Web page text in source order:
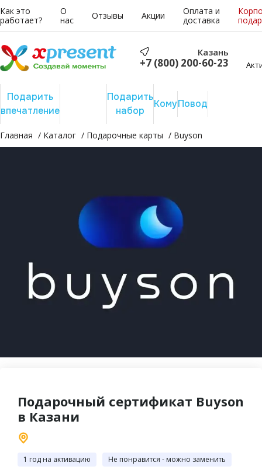
Как это
работает?
О
нас
Отзывы Акции
Оплата и
доставка
Казань
+7 (800) 200-60-23
Подарить
впечатление
Подарить
набор
КомуПовод
Главная Каталог Подарочные карты Buyson
Подарочный сертификат Buyson
в Казани
1 год на активацию Не понравится - можно заменить